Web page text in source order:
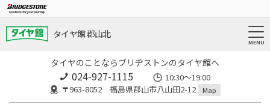
タイヤ館 郡山北
タイヤのことならブリヂストンのタイヤ館へ
024-927-1115
10:30〜19:00
〒963-8052 福島県郡山市八山田2-12
Map